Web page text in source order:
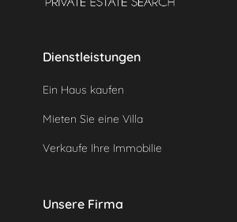
Dienstleistungen
Ein Haus kaufen
Mieten Sie eine Villa
Verkaufe Ihre Immobilie
Unsere Firma